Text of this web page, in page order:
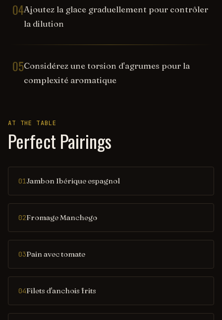
04Ajoutez la glace graduellement pour contrôler
la dilution
05Considérez une torsion d'agrumes pour la
complexité aromatique
AT THE TABLE
Perfect Pairings
01Jambon Ibérique espagnol
02Fromage Manchego
03Pain avec tomate
04Filets d'anchois frits